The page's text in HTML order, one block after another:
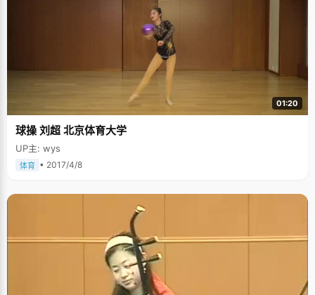
博以继续奋斗的动力。既然过去无法改变，那就索性选择忘记过去的不快，
用积极的态度来面对未来的学习和生活。 在高四复读的一年中，庞博变得淡
泊、诚恳起来。"高四那年我收获挺大的，"庞博说，"首先我知道了自己学习
中的缺点和不足，一点一点的来弥补。其次高考失利的心态因素，让我一直
没有定太明确的目标，只是都静下心来认真的查缺补漏，整个人变得平和了
很多"。因为这种谦虚和认真的态度，庞博的成绩在高四一年突飞猛进。庞博
的经历再次向我们证明了心态对于高考的重要性。 庞博说自己不是那种特聪
明的学生，也不是最最勤奋的那个，总结一下过去的学习经验，只有一个优
点，那就是清楚知道自己什么时候该做什么事情。 玩网游不是错误，错误的
是玩得失控。高四的上半年，仗着之前还算扎实的基础和多一年学习经历的
优势，也为了发泄学习压力，庞博开始迷上网游，在坚持玩了一个月网游之
后，成绩出现了大幅下滑。庞博一下惊醒过来，还不等爸爸批评，就自己主
己，甚至连电脑也不碰一下。 在庞博所在的学校里，有一种邪乎的传言，说
庞博对于学习达到了疯狂的地步，虽然这有点夸张，但多少反映出了庞博学
开，冷空气钻进被窝，猛的冷一下脑子就清醒了"，庞博说，"竞争太激烈
了，没有办法改变现实，就只能努力的去适应了"。 庞博总结自己的学习经
验，那就是"弄清问懂"。"什么东西都不要一知半解，一定要弄清楚弄透彻，
看很多同学学习不太努力但是成绩很好，就是因为它们把知识弄得很清楚，
大概就是&lsquo;打破沙锅问到底&rsquo;吧。"
01:20
球操 刘超 北京体育大学
UP主: wys
体育 • 2017/4/8